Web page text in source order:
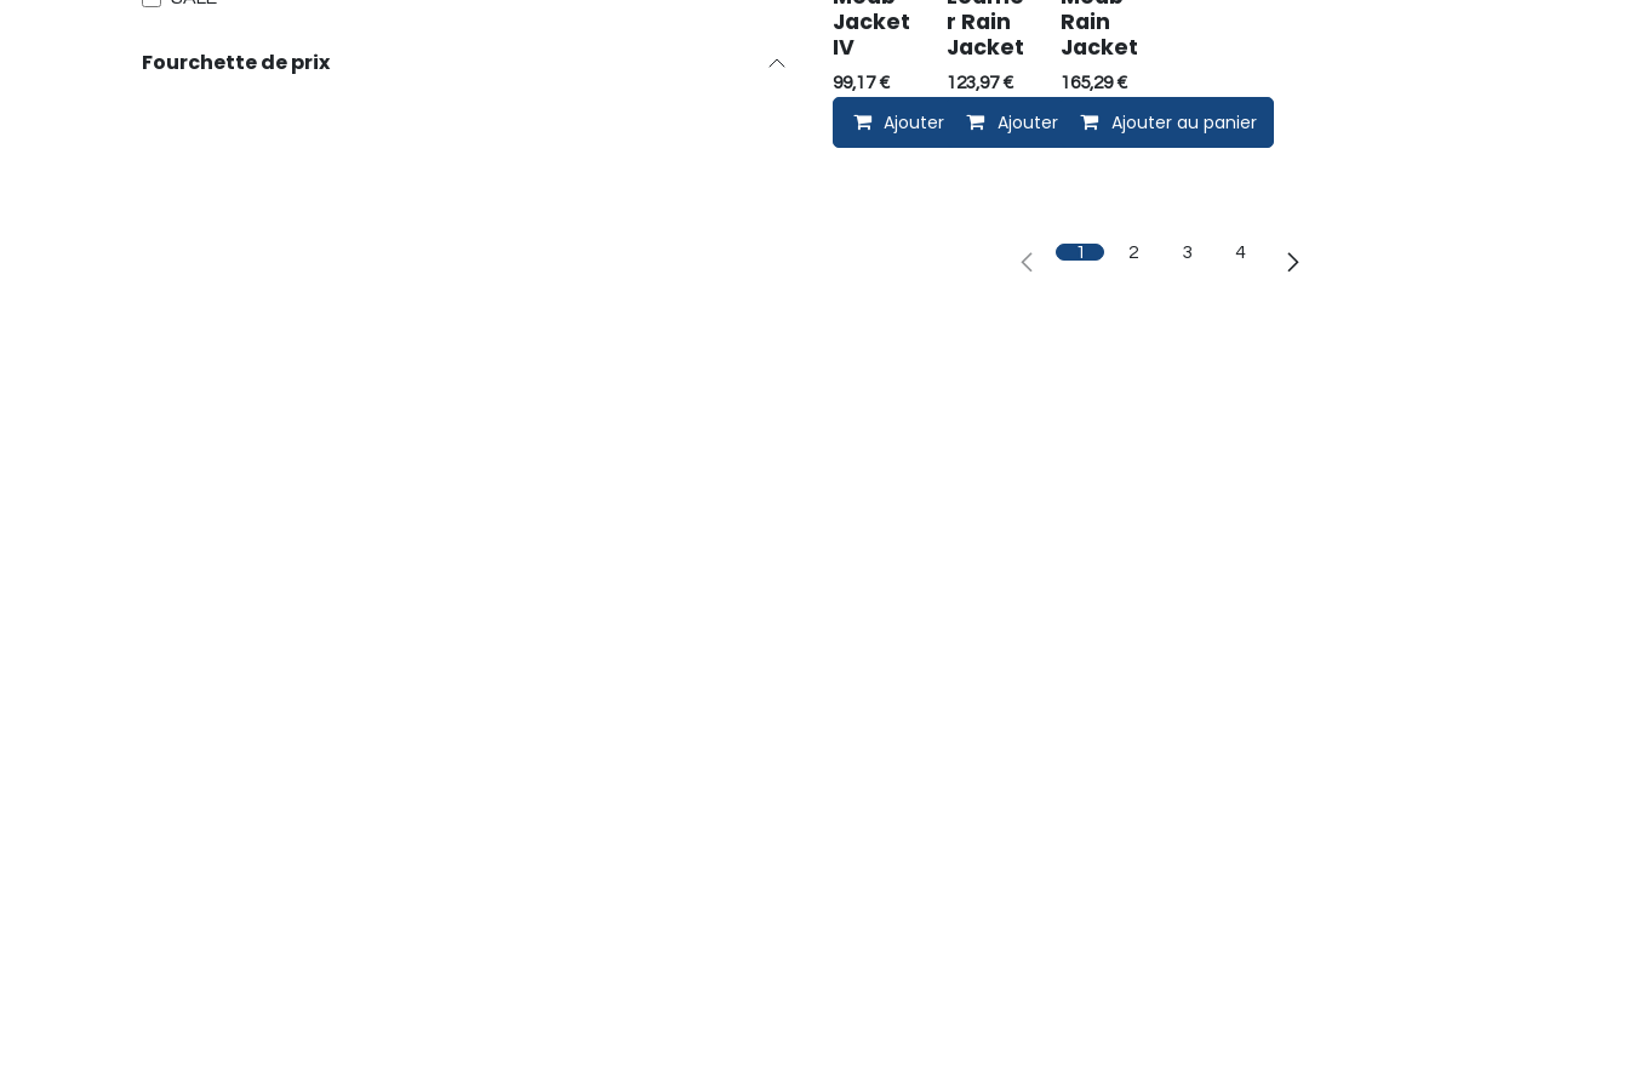
Fourchette de prix
Jacket
IV
99,17€
Ajouter au panier
r Rain
Jacket
123,97€
Ajouter au panier
Rain
Jacket
165,29€
Ajouter au panier
1 2 3 4